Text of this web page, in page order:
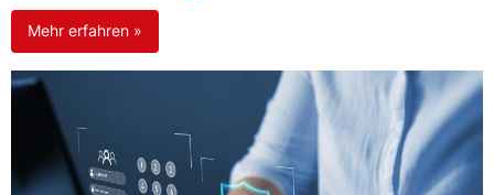
Mehr erfahren »